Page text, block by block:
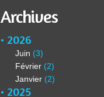
Archives
2026
Juin (3)
Février (2)
Janvier (2)
2025